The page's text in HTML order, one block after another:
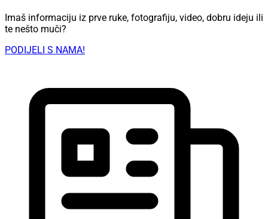
Imaš informaciju iz prve ruke, fotografiju, video, dobru ideju ili
te nešto muči?
PODIJELI S NAMA!